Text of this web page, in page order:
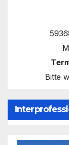
Bitte